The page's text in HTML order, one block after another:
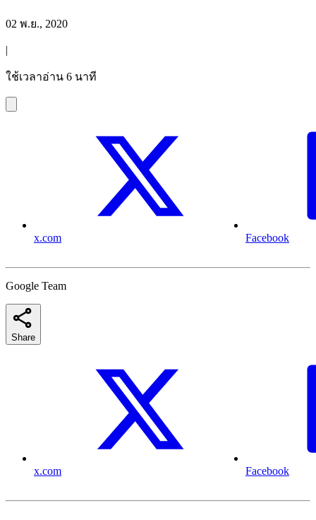
02 พ.ย., 2020
|
ใช้เวลาอ่าน 6 นาที
x.com Facebook
Google Team
Share
x.com Facebook